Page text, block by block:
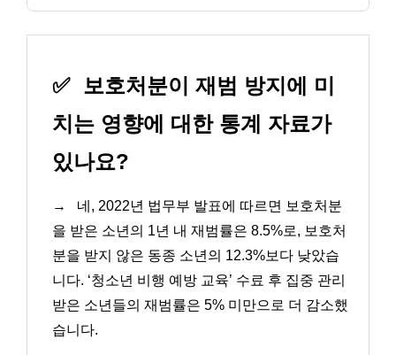
✅ 보호처분이 재범 방지에 미
치는 영향에 대한 통계 자료가
있나요?
→
네, 2022년 법무부 발표에 따르면 보호처분
을 받은 소년의 1년 내 재범률은 8.5%로, 보호처
분을 받지 않은 동종 소년의 12.3%보다 낮았습
니다. ‘청소년 비행 예방 교육’ 수료 후 집중 관리
받은 소년들의 재범률은 5% 미만으로 더 감소했
습니다.